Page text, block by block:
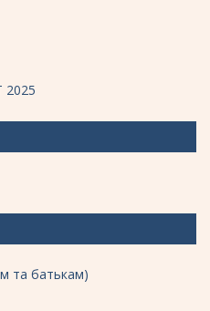
2025
та батькам)